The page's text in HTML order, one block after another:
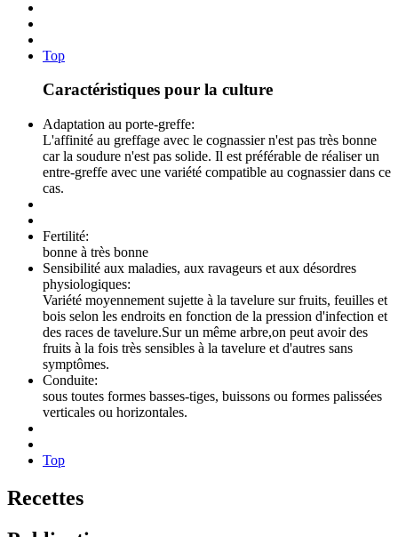
Top
Caractéristiques pour la culture
Adaptation au porte-greffe:
L'affinité au greffage avec le cognassier n'est pas très bonne
car la soudure n'est pas solide. Il est préférable de réaliser un
entre-greffe avec une variété compatible au cognassier dans ce
cas.
Fertilité:
bonne à très bonne
Sensibilité aux maladies, aux ravageurs et aux désordres
physiologiques:
Variété moyennement sujette à la tavelure sur fruits, feuilles et
bois selon les endroits en fonction de la pression d'infection et
des races de tavelure.Sur un même arbre,on peut avoir des
fruits à la fois très sensibles à la tavelure et d'autres sans
symptômes.
Conduite:
sous toutes formes basses-tiges, buissons ou formes palissées
verticales ou horizontales.
Top
Recettes